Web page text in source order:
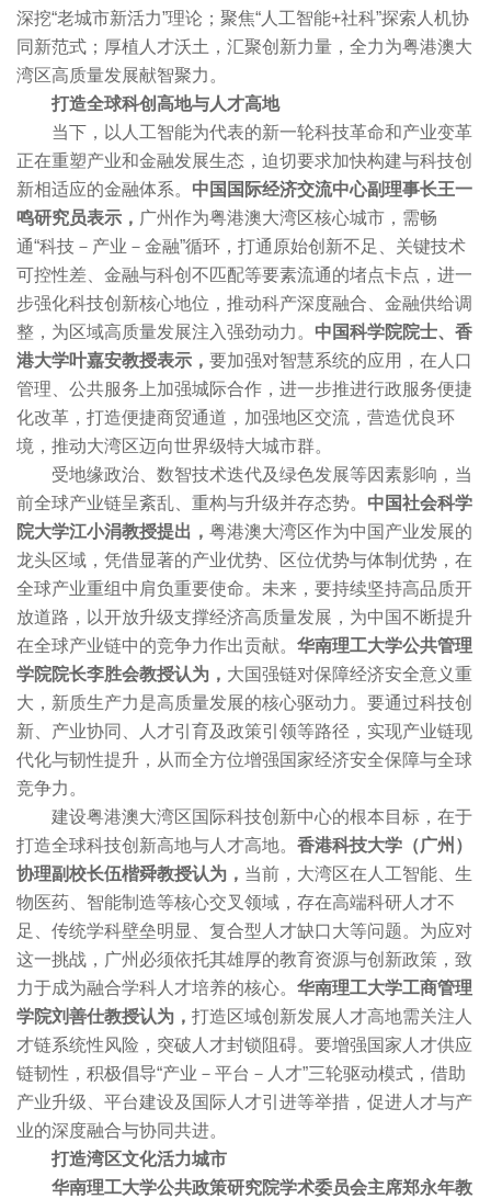
深挖“老城市新活力”理论；聚焦“人工智能+社科”探索人机协
同新范式；厚植人才沃土，汇聚创新力量，全力为粤港澳大
湾区高质量发展献智聚力。
打造全球科创高地与人才高地
当下，以人工智能为代表的新一轮科技革命和产业变革
正在重塑产业和金融发展生态，迫切要求加快构建与科技创
新相适应的金融体系。 中国国际经济交流中心副理事长王一
鸣研究员表示， 广州作为粤港澳大湾区核心城市，需畅
通“科技－产业－金融”循环，打通原始创新不足、关键技术
可控性差、金融与科创不匹配等要素流通的堵点卡点，进一
步强化科技创新核心地位，推动科产深度融合、金融供给调
整，为区域高质量发展注入强劲动力。 中国科学院院士、香
港大学叶嘉安教授表示， 要加强对智慧系统的应用，在人口
管理、公共服务上加强城际合作，进一步推进行政服务便捷
化改革，打造便捷商贸通道，加强地区交流，营造优良环
境，推动大湾区迈向世界级特大城市群。
受地缘政治、数智技术迭代及绿色发展等因素影响，当
前全球产业链呈紊乱、重构与升级并存态势。 中国社会科学
院大学江小涓教授提出， 粤港澳大湾区作为中国产业发展的
龙头区域，凭借显著的产业优势、区位优势与体制优势，在
全球产业重组中肩负重要使命。未来，要持续坚持高品质开
放道路，以开放升级支撑经济高质量发展，为中国不断提升
在全球产业链中的竞争力作出贡献。 华南理工大学公共管理
学院院长李胜会教授认为， 大国强链对保障经济安全意义重
大，新质生产力是高质量发展的核心驱动力。要通过科技创
新、产业协同、人才引育及政策引领等路径，实现产业链现
代化与韧性提升，从而全方位增强国家经济安全保障与全球
竞争力。
建设粤港澳大湾区国际科技创新中心的根本目标，在于
打造全球科技创新高地与人才高地。 香港科技大学（广州）
协理副校长伍楷舜教授认为， 当前，大湾区在人工智能、生
物医药、智能制造等核心交叉领域，存在高端科研人才不
足、传统学科壁垒明显、复合型人才缺口大等问题。为应对
这一挑战，广州必须依托其雄厚的教育资源与创新政策，致
力于成为融合学科人才培养的核心。 华南理工大学工商管理
学院刘善仕教授认为， 打造区域创新发展人才高地需关注人
才链系统性风险，突破人才封锁阻碍。要增强国家人才供应
链韧性，积极倡导“产业－平台－人才”三轮驱动模式，借助
产业升级、平台建设及国际人才引进等举措，促进人才与产
业的深度融合与协同共进。
打造湾区文化活力城市
华南理工大学公共政策研究院学术委员会主席郑永年教